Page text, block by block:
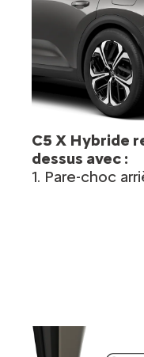
C5 X Hybride
dessus avec :
1. Pare-choc